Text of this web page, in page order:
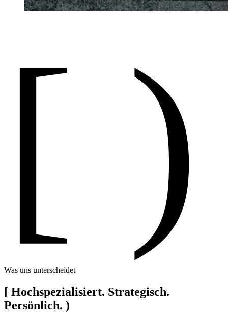
[ )
Was uns unterscheidet
[ Hochspezialisiert. Strategisch.
Persönlich. )